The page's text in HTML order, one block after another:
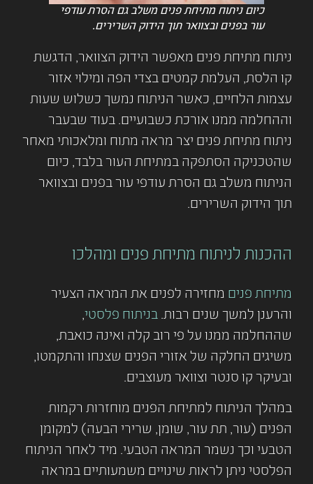
כיום ניתוח מתיחת פנים משלב גם הסרת עודפי
עור בפנים ובצוואר תוך הידוק השרירים.
ניתוח מתיחת פנים מאפשר הידוק הצוואר, הדגשת
קו הלסת, העלמת קמטים בצדי הפה ומילוי אזור
עצמות הלחיים, כאשר הניתוח נמשך כשלוש שעות
וההחלמה ממנו אורכת כשבועיים. בעוד שבעבר
ניתוח מתיחת פנים יצר מראה מתוח ומלאכותי מאחר
שהטכניקה הסתפקה במתיחת העור בלבד, כיום
הניתוח משלב גם הסרת עודפי עור בפנים ובצוואר
תוך הידוק השרירים.
ההכנות לניתוח מתיחת פנים ומהלכו
מתיחת פנים מחזירה לפנים את המראה הצעיר
והרענן למשך שנים רבות. בניתוח פלסטי,
שההחלמה ממנו על פי רוב קלה ואינה כואבת,
משיגים החלקה של אזורי הפנים שצנחו והתקמטו,
ובעיקר קו סנטר וצוואר מעוצבים.
במהלך הניתוח למתיחת הפנים מוחזרות רקמות
הפנים (עור, תת עור, שומן, שרירי הבעה) למקומן
הטבעי וכך נשמר המראה הטבעי. מיד לאחר הניתוח
הפלסטי ניתן לראות שינויים משמעותיים במראה